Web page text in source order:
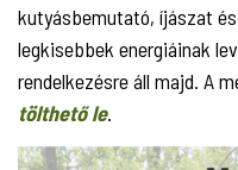
kutyásbemutató, íjászat
legkisebbek energiáinak
rendelkezésre áll majd. A
tölthető le.